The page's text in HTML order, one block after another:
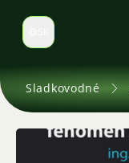
Prepnúť jazyk
Sladkovodné